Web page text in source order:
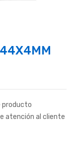
producto
atención al cliente